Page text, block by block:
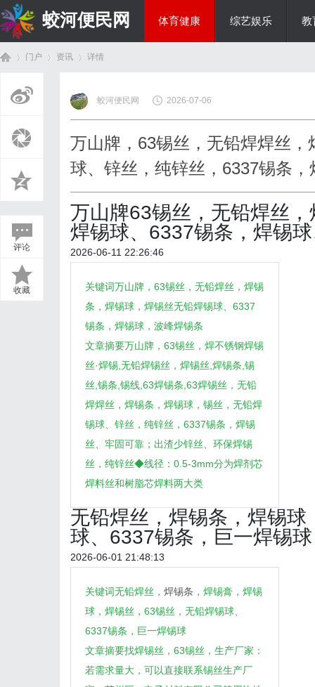
蛟河便民网 体育健康 综艺娱乐 教
门户 资讯
›
详情
评论
收藏
蛟河便民网 2026-07-06
万山牌，63锡丝，无铅焊焊丝
球、锌丝，纯锌丝，6337锡条
万山牌63锡丝，无铅焊丝
焊锡球、6337锡条，焊锡
2026-06-11 22:26:46
关键词万山牌，63锡丝，无铅焊丝，焊锡
条，焊锡球，焊锡丝无铅焊锡球、6337
锡条，焊锡球，波峰焊锡条
文章摘要万山牌，63锡丝，焊不锈钢焊锡
丝·焊锡,无铅焊锡丝，焊锡丝,焊锡条,锡
丝,锡条,锡线,63焊锡条,63焊锡丝，无铅
焊焊丝，焊锡条，焊锡球，锡丝，无铅焊
锡球、锌丝，纯锌丝，6337锡条，焊锡
丝、牢固可靠；出渣少锌丝、环保焊锡
丝，纯锌丝◆线径：0.5-3mm分为焊剂芯
焊料丝和树脂芯焊料两大类
无铅焊丝，焊锡条，焊锡
球、6337锡条，巨一焊锡球
2026-06-01 21:48:13
关键词无铅焊丝， 焊锡条 ，焊锡膏，焊锡
球，焊锡丝，63锡丝，无铅焊锡球、
6337锡条，巨一焊锡球
文章摘要找焊锡丝，63锡丝，生产厂家：
若需求量大，可以直接联系锡丝生产厂